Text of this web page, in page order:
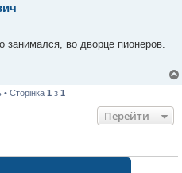
занимался, во дворце пионеров.
Сторінка 1 з 1
Перейти